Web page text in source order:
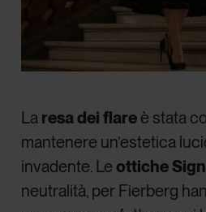
La resa dei flare è stata
mantenere un’estetica
invadente. Leottiche
neutralità, per Fierberg